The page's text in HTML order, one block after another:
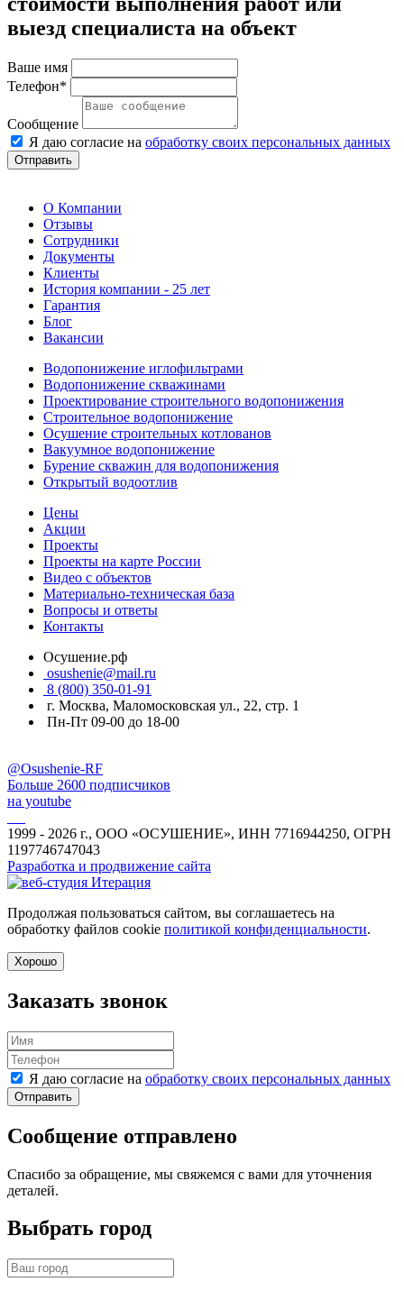
выезд специалиста на объект
Ваше имя
Телефон*
Сообщение
Я даю согласие на обработку своих персональных данных
Отправить
О Компании
Отзывы
Сотрудники
Документы
Клиенты
История компании - 25 лет
Гарантия
Блог
Вакансии
Водопонижение иглофильтрами
Водопонижение скважинами
Проектирование строительного водопонижения
Строительное водопонижение
Осушение строительных котлованов
Вакуумное водопонижение
Бурение скважин для водопонижения
Открытый водоотлив
Цены
Акции
Проекты
Проекты на карте России
Видео с объектов
Материально-техническая база
Вопросы и ответы
Контакты
Осушение.рф
osushenie@mail.ru
8 (800) 350-01-91
г. Москва, Маломосковская ул., 22, стр. 1
Пн-Пт 09-00 до 18-00
@Osushenie-RF
Больше 2600 подписчиков
на youtube
1999 - 2026 г., ООО «ОСУШЕНИЕ», ИНН 7716944250, ОГРН
1197746747043
Разработка и продвижение сайта
Продолжая пользоваться сайтом, вы соглашаетесь на
обработку файлов cookie политикой конфиденциальности.
Хорошо
Заказать звонок
Я даю согласие на обработку своих персональных данных
Отправить
Сообщение отправлено
Спасибо за обращение, мы свяжемся с вами для уточнения
деталей.
Выбрать город